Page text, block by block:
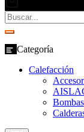
Categoría
Calefacción
Bombas